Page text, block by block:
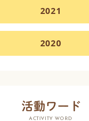
2021
2020
ACTIVITY WORD